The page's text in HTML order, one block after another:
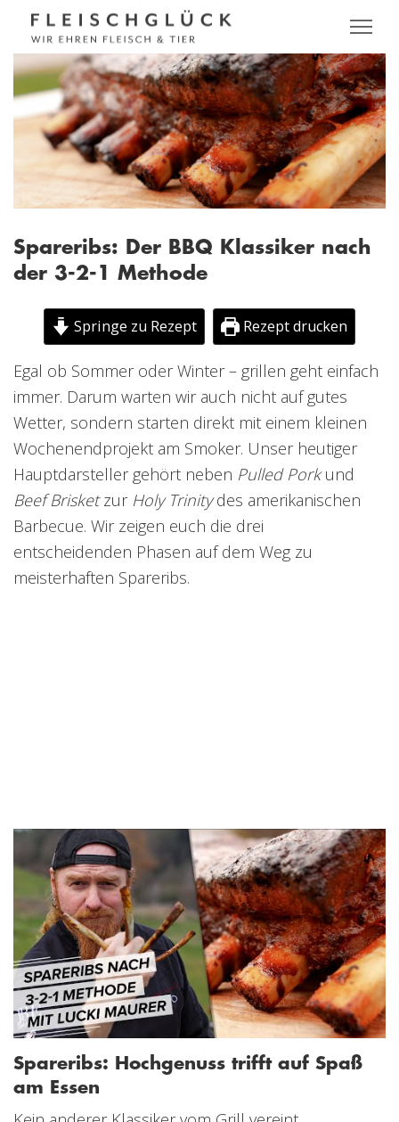
Spareribs: Der BBQ Klassiker nach
der 3-2-1 Methode
Springe zu Rezept Rezept drucken
Egal ob Sommer oder Winter – grillen geht einfach
immer. Darum warten wir auch nicht auf gutes
Wetter, sondern starten direkt mit einem kleinen
Wochenendprojekt am Smoker. Unser heutiger
Hauptdarsteller gehört neben Pulled Porkund
Beef Brisketzur Holy Trinitydes amerikanischen
Barbecue. Wir zeigen euch die drei
entscheidenden Phasen auf dem Weg zu
meisterhaften Spareribs.
Spareribs: Hochgenuss trifft auf Spaß
am Essen